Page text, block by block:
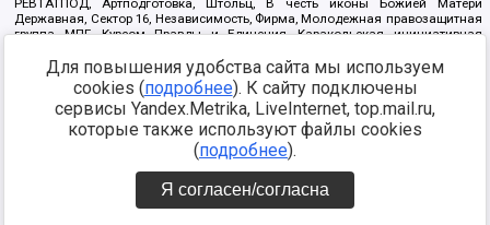
Державная, Сектор 16, Независимость, Фирма, Молодежная правозащитная
группа МПГ, Курсом Правды и Единения, Каракольская инициативная
Благотворительный пансионат Ак Умут, Русская республика Русь,
Арестантское уголовное единство, Башкорт, Нация и свобода, W.H.С., Фалунь
Дафа, Иртыш Ultras, Русский Патриотический клуб-Новокузнецк/РПК,
Сибирский державный союз, Фонд борьбы с коррупцией, Фонд защиты прав
граждан, Штабы Навального, Совет граждан СССР Прикубанского округа г.
Краснодара
https://minjust.gov.ru/ru/documents/7822/
Для повышения удобства сайта мы используем
cookies (подробнее). К сайту подключены
сервисы Yandex.Metrika, LiveInternet, top.mail.ru,
которые также используют файлы cookies
(подробнее).
Я согласен/согласна